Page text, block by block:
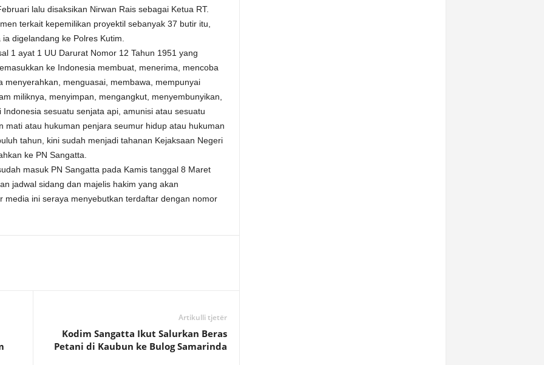
lalu disaksikan Nirwan Rais sebagai Ketua RT.
terkait kepemilikan proyektil sebanyak 37 butir itu,
digelandang ke Polres Kutim.
1 ayat 1 UU Darurat Nomor 12 Tahun 1951 yang
ke Indonesia membuat, menerima, mencoba
menguasai, membawa, mempunyai
miliknya, menyimpan, mengangkut, menyembunyikan,
sesuatu senjata api, amunisi atau sesuatu
mati atau hukuman penjara seumur hidup atau hukuman
tahun, kini sudah menjadi tahanan Kejaksaan Negeri
ke PN Sangatta.
masuk PN Sangatta pada Kamis tanggal 8 Maret
jadwal sidang dan majelis hakim yang akan
media ini seraya menyebutkan terdaftar dengan nomor
Artikulli tjetër
Kodim Sangatta Ikut Salurkan Beras
Petani di Kaubun ke Bulog Samarinda